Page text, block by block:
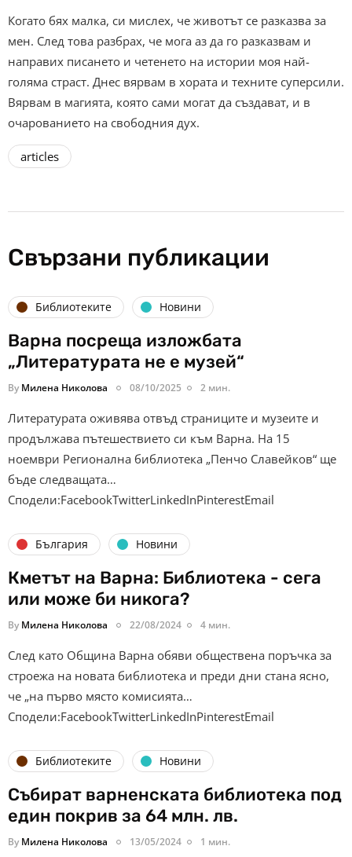
Когато бях малка, си мислех, че животът се разказва за
мен. След това разбрах, че мога аз да го разказвам и
направих писането и четенето на истории моя най-
голяма страст. Днес вярвам в хората и техните суперсили.
Вярвам в магията, която сами могат да създават, и в
очарованието на свободния дух.
articles
Свързани публикации
Библиотеките Новини
Варна посреща изложбата
„Литературата не е музей“
By Милена Николова 08/10/2025 2 мин.
Литературата оживява отвъд страниците и музеите и
продължава пътешествието си към Варна. На 15
ноември Регионална библиотека „Пенчо Славейков“ ще
бъде следващата…
Сподели:FacebookTwitterLinkedInPinterestEmail
България Новини
Кметът на Варна: Библиотека - сега
или може би никога?
By Милена Николова 22/08/2024 4 мин.
След като Община Варна обяви обществена поръчка за
строежа на новата библиотека и преди дни стана ясно,
че „на първо място комисията…
Сподели:FacebookTwitterLinkedInPinterestEmail
Библиотеките Новини
Събират варненската библиотека под
един покрив за 64 млн. лв.
By Милена Николова 13/05/2024 1 мин.